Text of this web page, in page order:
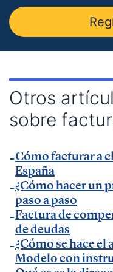
— Entrevista en
— Entrevista en
Vodafone.
Método Gallardo.
— Entrevista en
— Entrevista en
Marcos De La
— Participación
España 2023.
Otros
sobre
Cómo facturar a
España
¿Cómo hacer un
paso a paso
Factura de
de deudas
¿Cómo se hace
Modelo con